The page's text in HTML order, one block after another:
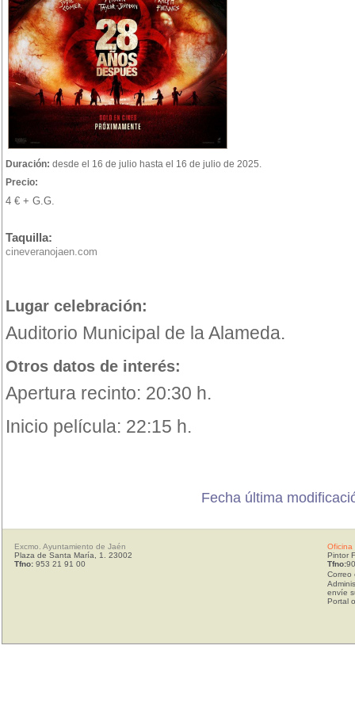
Duración: desde el 16 de julio hasta el 16 de julio de 2025.
Precio:
4 € + G.G.
Taquilla:
cineveranojaen.com
Lugar celebración:
Auditorio Municipal de la Alameda.
Otros datos de interés:
Apertura recinto: 20:30 h.
Inicio película: 22:15 h.
Fecha última
Excmo. Ayuntamiento de Jaén
Plaza de Santa María, 1. 23002
Tfno: 953 21 91 00
Oficina
Pintor
Tfno:
Correo
envíe
Portal